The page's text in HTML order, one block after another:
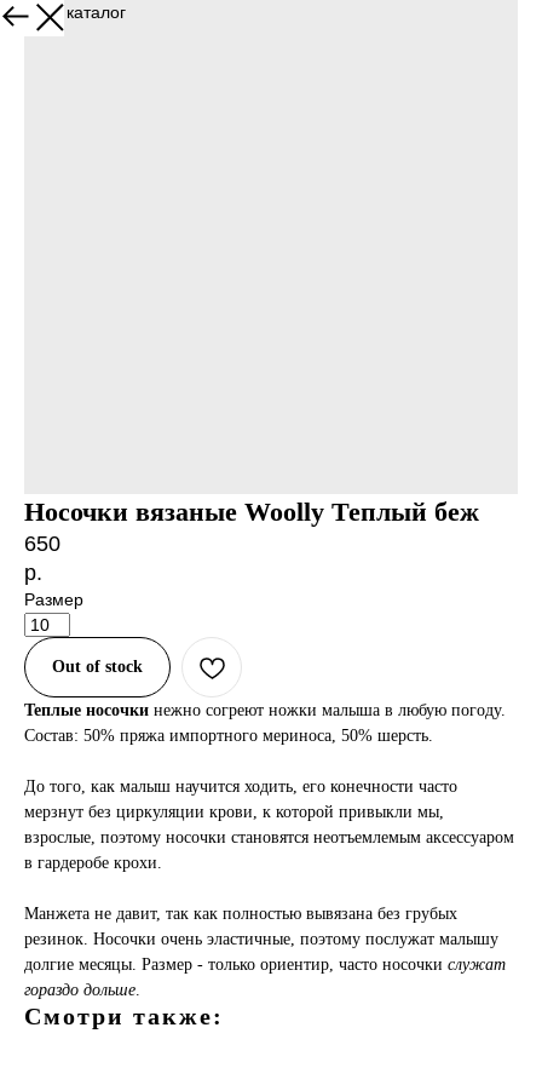
Назад в каталог
Носочки вязаные Woolly Теплый беж
650
р.
Размер
Out of stock
Теплые носочки нежно согреют ножки малыша в любую погоду.
Состав: 50% пряжа импортного мериноса, 50% шерсть.
До того, как малыш научится ходить, его конечности часто
мерзнут без циркуляции крови, к которой привыкли мы,
взрослые, поэтому носочки становятся неотъемлемым аксессуаром
в гардеробе крохи.
Манжета не давит, так как полностью вывязана без грубых
резинок. Носочки очень эластичные, поэтому послужат малышу
долгие месяцы. Размер - только ориентир, часто носочки служат
гораздо дольше.
Смотри также: